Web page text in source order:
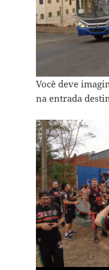
Você deve
na entrada